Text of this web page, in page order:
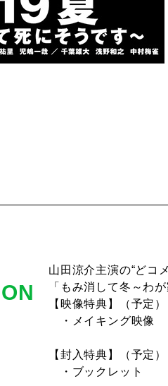
山田涼介主演の“どコ
「もみ消して冬～わ
【映像特典】（予定
・メイキング映像
【封入特典】（予定
・ブックレット